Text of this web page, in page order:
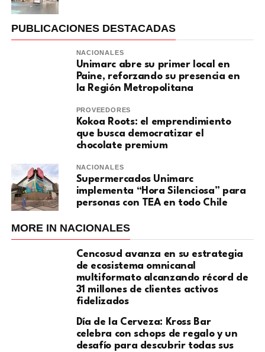
PUBLICACIONES DESTACADAS
NACIONALES
Unimarc abre su primer local en
Paine, reforzando su presencia en
la Región Metropolitana
PROVEEDORES
Kokoa Roots: el emprendimiento
que busca democratizar el
chocolate premium
NACIONALES
Supermercados Unimarc
implementa “Hora Silenciosa” para
personas con TEA en todo Chile
MORE IN NACIONALES
Cencosud avanza en su estrategia
de ecosistema omnicanal
multiformato alcanzando récord de
31 millones de clientes activos
fidelizados
Día de la Cerveza: Kross Bar
celebra con schops de regalo y un
desafío para descubrir todas sus